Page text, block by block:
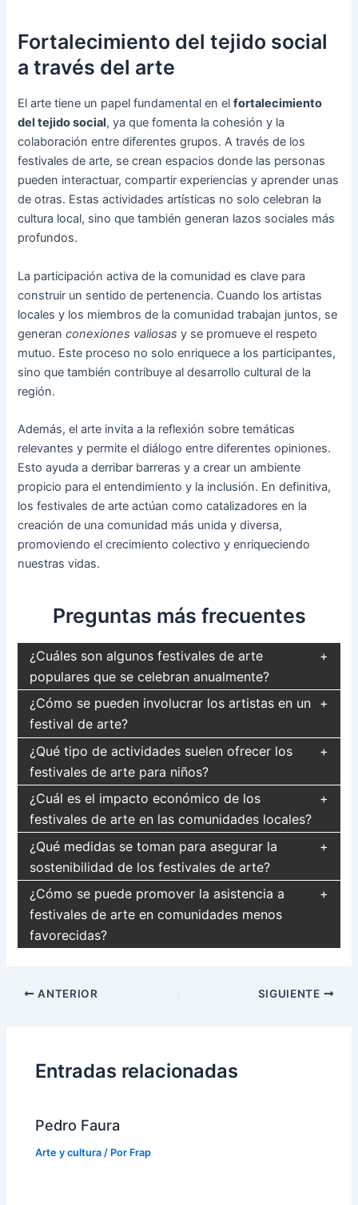
Fortalecimiento del tejido social
a través del arte
El arte tiene un papel fundamental en elfortalecimiento
del tejido social, ya que fomenta la cohesión y la
colaboración entre diferentes grupos. A través de los
festivales de arte, se crean espacios donde las personas
pueden interactuar, compartir experiencias y aprender unas
de otras. Estas actividades artísticas no solo celebran la
cultura local, sino que también generan lazos sociales más
profundos.
La participación activa de la comunidad es clave para
construir un sentido de pertenencia. Cuando los artistas
locales y los miembros de la comunidad trabajan juntos, se
generanconexiones valiosas y se promueve el respeto
mutuo. Este proceso no solo enriquece a los participantes,
sino que también contribuye al desarrollo cultural de la
región.
Además, el arte invita a la reflexión sobre temáticas
relevantes y permite el diálogo entre diferentes opiniones.
Esto ayuda a derribar barreras y a crear un ambiente
propicio para el entendimiento y la inclusión. En definitiva,
los festivales de arte actúan como catalizadores en la
creación de una comunidad más unida y diversa,
promoviendo el crecimiento colectivo y enriqueciendo
nuestras vidas.
Preguntas más frecuentes
¿Cuáles son algunos festivales de arte
populares que se celebran anualmente?
¿Cómo se pueden involucrar los artistas en un
festival de arte?
¿Qué tipo de actividades suelen ofrecer los
festivales de arte para niños?
¿Cuál es el impacto económico de los
festivales de arte en las comunidades locales?
¿Qué medidas se toman para asegurar la
sostenibilidad de los festivales de arte?
¿Cómo se puede promover la asistencia a
festivales de arte en comunidades menos
favorecidas?
Navegación
ANTERIOR SIGUIENTE
Entradas relacionadas
Pedro Faura
Arte y cultura / Por Frap